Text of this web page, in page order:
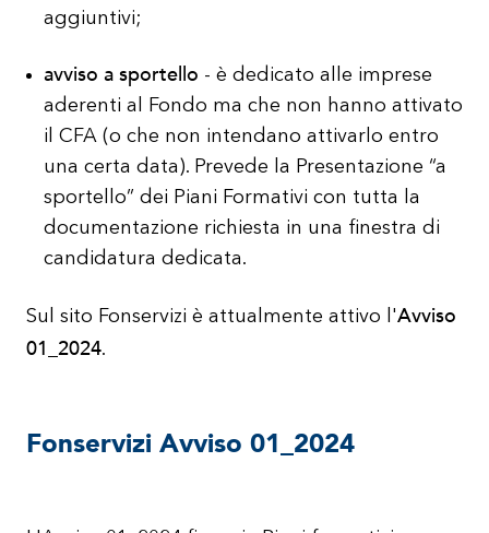
aggiuntivi;
avviso a sportello - è dedicato alle imprese
aderenti al Fondo ma che non hanno attivato
il CFA (o che non intendano attivarlo entro
una certa data). Prevede la Presentazione “a
sportello” dei Piani Formativi con tutta la
documentazione richiesta in una finestra di
candidatura dedicata.
Sul sito Fonservizi è attualmente attivo l'Avviso
01_2024.
Fonservizi Avviso 01_2024